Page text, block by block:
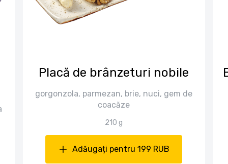
Placă de brânzeturi nobile
gorgonzola, parmezan, brie, nuci, gem de
coacăze
210 g
Adăugați pentru 199 RUB